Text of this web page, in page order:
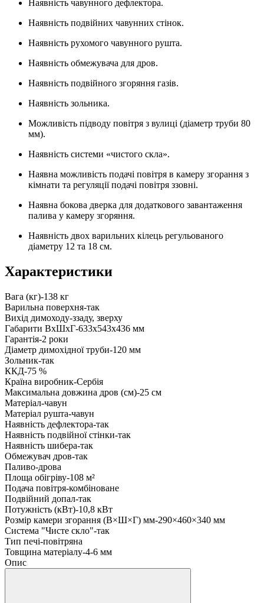
Наявність чавунного дефлектора.
Наявність подвійних чавунних стінок.
Наявність рухомого чавунного рушта.
Наявність обмежувача для дров.
Наявність подвійного згоряння газів.
Наявність зольника.
Можливість підводу повітря з вулиці (діаметр труби 80
мм).
Наявність системи «чистого скла».
Наявна можливість подачі повітря в камеру згорання з
кімнати та регуляції подачі повітря ззовні.
Наявна бокова дверка для додаткового завантаження
палива у камеру згоряння.
Наявність двох варильних кілець регульованого
діаметру 12 та 18 см.
Характеристики
Вага (кг)-138 кг
Варильна поверхня-так
Вихід димоходу-ззаду, зверху
Габарити ВxШxГ-633x543x436 мм
Гарантія-2 роки
Діаметр димохідної труби-120 мм
Зольник-так
ККД-75 %
Країна виробник-Сербія
Максимальна довжина дров (см)-25 см
Матеріал-чавун
Матеріал рушта-чавун
Наявність дефлектора-так
Наявність подвійної стінки-так
Наявність шибера-так
Обмежувач дров-так
Паливо-дрова
Площа обігріву-108 м²
Подача повітря-комбіноване
Подвійний допал-так
Потужність (кВт)-10,8 кВт
Розмір камери згорання (В×Ш×Г) мм-290×460×340 мм
Система "Чисте скло"-так
Тип печі-повітряна
Товщина матеріалу-4-6 мм
Опис